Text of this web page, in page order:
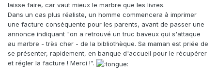
laisse faire, car vaut mieux le marbre que les livres.
Dans un cas plus réaliste, un homme commencera à imprimer
une facture conséquente pour les parents, avant de passer une
annonce indiquant "on a retrouvé un truc baveux qui s'attaque
au marbre - très cher - de la bibliothèque. Sa maman est priée de
se présenter, rapidement, en banque d'accueil pour le récupérer
et régler la facture ! Merci !".